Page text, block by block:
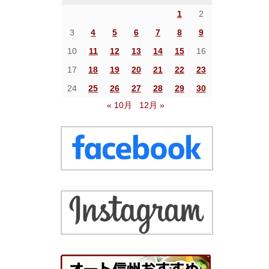
1
2
3
4 5 6 7 8
9
10
11 12 13 14 15
16
17
18 19 20 21 22
23
24
25 26 27 28 29
30
« 10月
12月 »